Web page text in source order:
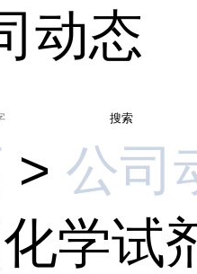
动态
搜索
> 公司
学试